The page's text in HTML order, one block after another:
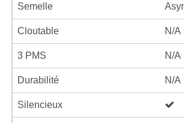
Semelle
Cloutable N/A
3 PMS N/A
Durabilité N/A
Silencieux